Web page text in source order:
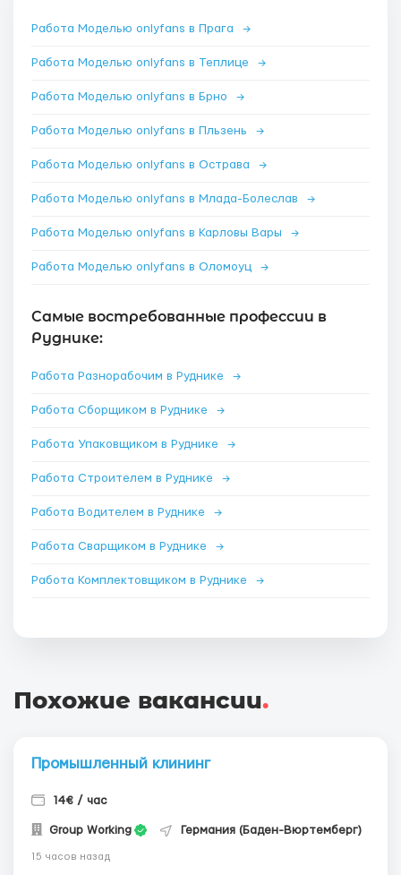
Работа Моделью onlyfans в Прага →
Работа Моделью onlyfans в Теплице →
Работа Моделью onlyfans в Брно →
Работа Моделью onlyfans в Пльзень →
Работа Моделью onlyfans в Острава →
Работа Моделью onlyfans в Млада-Болеслав →
Работа Моделью onlyfans в Карловы Вары →
Работа Моделью onlyfans в Оломоуц →
Самые востребованные профессии в
Руднике:
Работа Разнорабочим в Руднике →
Работа Сборщиком в Руднике →
Работа Упаковщиком в Руднике →
Работа Строителем в Руднике →
Работа Водителем в Руднике →
Работа Сварщиком в Руднике →
Работа Комплектовщиком в Руднике →
Похожие вакансии.
Промышленный клининг
14€ / час
Group Working Германия (Баден-Вюртемберг)
15 часов назад